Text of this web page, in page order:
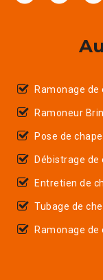
Ramonage
Ramoneur
Pose de
Débistrage de
Entretien de
Tubage de
Ramonage